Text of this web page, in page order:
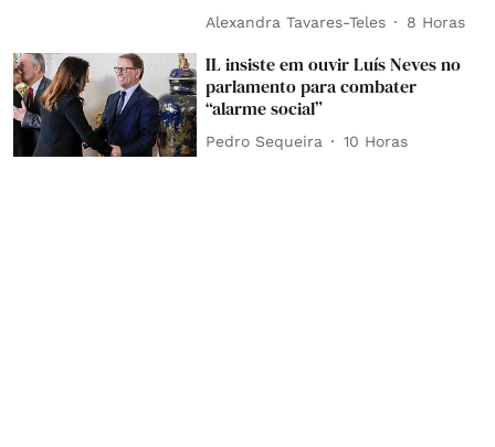
Alexandra Tavares-Teles 8 Horas
IL insiste em ouvir Luís Neves no
parlamento para combater
“alarme social”
Pedro Sequeira 10 Horas